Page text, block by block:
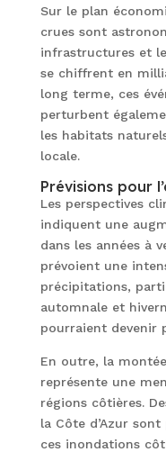
Sur le plan
crues sont
infrastructures et
se chiffrent en
long terme, ces
perturbent
les habitats
locale.
Prévisions pour
Les perspectives
indiquent une
dans les années à
prévoient une
précipitations,
automnale et
pourraient devenir
En outre, la
représente une
régions côtières.
la Côte d’Azur
ces inondations